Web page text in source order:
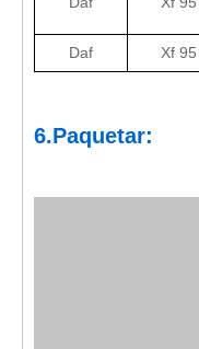
Daf Xf 95
6.Paquetar: